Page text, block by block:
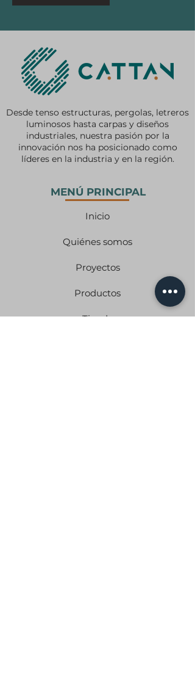
Desde tenso estructuras, pergolas, letreros
luminosos hasta carpas y diseños
industriales, nuestra pasión por la
innovación nos ha posicionado como
líderes en la industria y en la región.
MENÚ PRINCIPAL
Inicio
Quiénes somos
Proyectos
Productos
Tienda